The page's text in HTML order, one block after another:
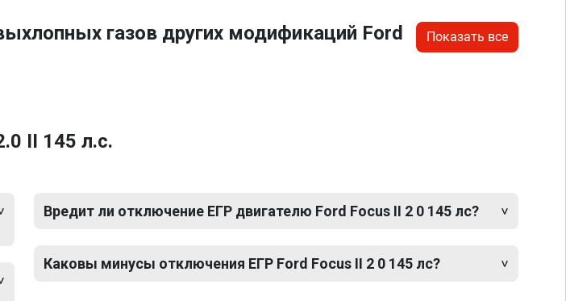
газов других модификаций Ford
Показать все
II 145 л.с.
Вредит ли отключение ЕГР двигателю Ford Focus II 2 0 145 лс?
Каковы минусы отключения ЕГР Ford Focus II 2 0 145 лс?